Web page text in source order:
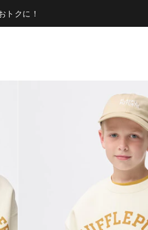
トクに！